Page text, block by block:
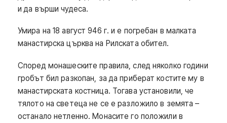
и да върши чудеса.
Умира на 18 август 946 г. и е погребан в малката
манастирска църква на Рилската обител.
Според монашеските правила, след няколко години
гробът бил разкопан, за да приберат костите му в
манастирската костница. Тогава установили, че
тялото на светеца не се е разложило в земята –
останало нетленно. Монасите го положили в